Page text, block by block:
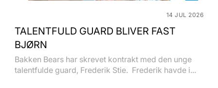
14 JUL 2026
TALENTFULD GUARD BLIVER FAST
BJØRN
Bakken Bears har skrevet kontrakt med den unge
talentfulde guard, Frederik Stie. Frederik havde i...